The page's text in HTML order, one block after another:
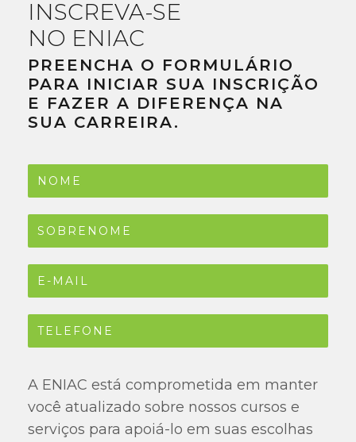
INSCREVA-SE
NO ENIAC
PREENCHA O FORMULÁRIO
PARA INICIAR SUA INSCRIÇÃO
E FAZER A DIFERENÇA NA
SUA CARREIRA.
A ENIAC está comprometida em manter
você atualizado sobre nossos cursos e
serviços para apoiá-lo em suas escolhas